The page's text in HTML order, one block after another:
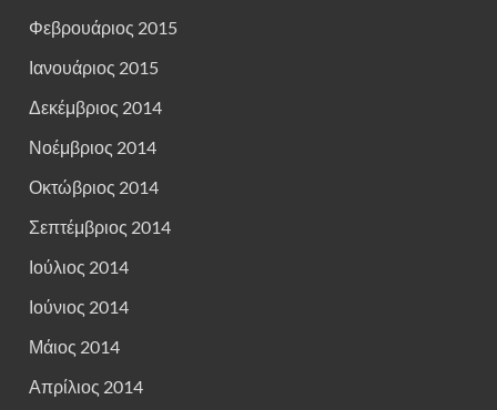
Φεβρουάριος 2015
Ιανουάριος 2015
Δεκέμβριος 2014
Νοέμβριος 2014
Οκτώβριος 2014
Σεπτέμβριος 2014
Ιούλιος 2014
Ιούνιος 2014
Μάιος 2014
Απρίλιος 2014